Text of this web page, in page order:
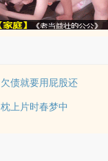
欠债就要用屁股还
枕上片时春梦中